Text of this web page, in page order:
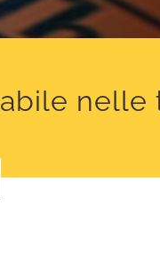
nelle